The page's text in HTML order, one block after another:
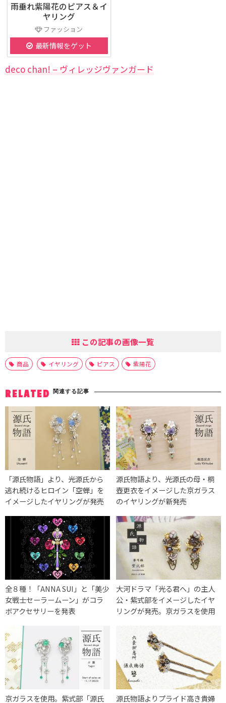
雨垂れ紫陽花のピアス＆イ
ヤリング
ファッション
最新情報をゲット
deco chan! – ヴィレッジヴァンガード
この記事の画像一覧
商品 イヤリング ピアス 紫陽花
RELATED 関連する記事
「源氏物語」より、光源氏から
逃れ続けるヒロイン「空蝉」を
イメージしたイヤリングが発売
源氏物語より、光源氏の母・桐
壺更衣をイメージした京ガラス
のイヤリングが新発売
全８種！「ANNA SUI」と「美少
女戦士セーラームーン」がコラ
ボアクセサリーを発表
大河ドラマ「光る君へ」の主人
公・紫式部をイメージしたイヤ
リングが発売。京ガラスを使用
京ガラスを使用。紫式部「源氏
源氏物語よりプライド高き貴婦